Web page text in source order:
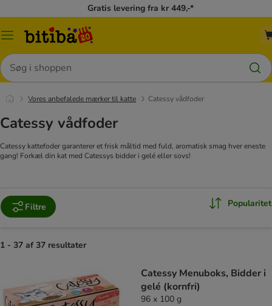
Gratis levering fra kr 449,-*
Menu
Søg
Vores anbefalede mærker til katte Catessy vådfoder
Catessy vådfoder
Catessy kattefoder garanterer et frisk måltid med fuld, aromatisk smag hver eneste
gang! Forkæl din kat med Catessys bidder i gelé eller sovs!
Filtre Popularitet
1 - 37 af 37 resultater
Catessy Menuboks, Bidder i
gelé (kornfri)
96 x 100 g